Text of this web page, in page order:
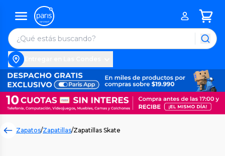
Zapatos/Zapatillas/Zapatillas Skate